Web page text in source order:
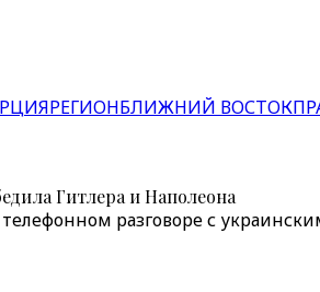
РЕГИОНБЛИЖНИЙ ВОСТОК
Гитлера и Наполеона
разговоре с